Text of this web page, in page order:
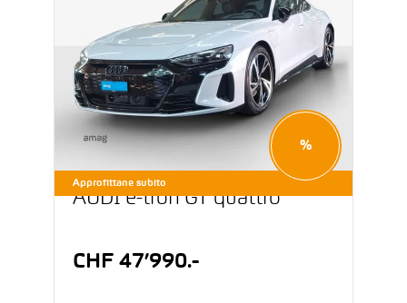
Approfittane subito
%
AUDI e-tron GT quattro
CHF 47’990.-